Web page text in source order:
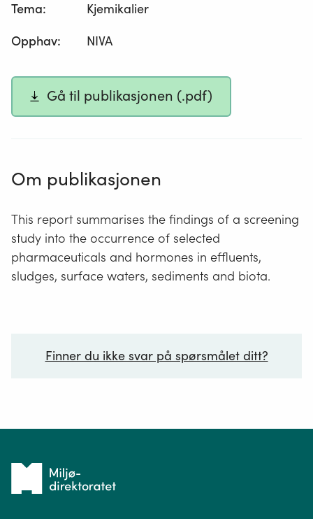
Tema:
Kjemikalier
Opphav: NIVA
Gå til publikasjonen (.pdf)
Om publikasjonen
This report summarises the findings of a screening
study into the occurrence of selected
pharmaceuticals and hormones in effluents,
sludges, surface waters, sediments and biota.
Finner du ikke svar på spørsmålet ditt?
Tilbake